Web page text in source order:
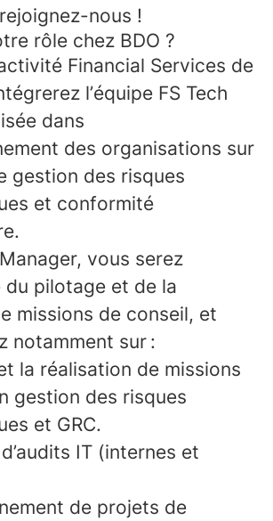
nous !
rôle chez BDO ?
Financial Services de
l’équipe FS Tech
dans
des organisations sur
gestion des risques
et conformité
vous serez
du pilotage et de la
missions de conseil, et
notamment sur :
la réalisation de missions
gestion des risques
et GRC.
IT (internes et
de projets de